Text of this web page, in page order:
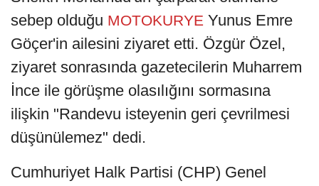
sebep olduğu MOTOKURYE Yunus Emre
Göçer'in ailesini ziyaret etti. Özgür Özel,
ziyaret sonrasında gazetecilerin Muharrem
İnce ile görüşme olasılığını sormasına
ilişkin "Randevu isteyenin geri çevrilmesi
düşünülemez" dedi.
Cumhuriyet Halk Partisi (CHP) Genel